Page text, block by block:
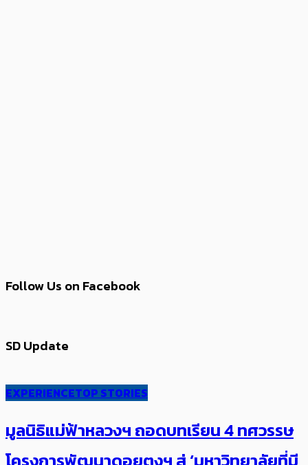
Follow Us on Facebook
SD Update
EXPERIENCETOP STORIES
มูลนิธิแม่ฟ้าหลวงฯ ถอดบทเรียน 4 ทศวรรษ